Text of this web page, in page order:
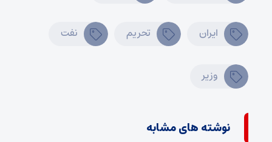
ایران تحریم نفت
وزیر
نوشته های مشابه